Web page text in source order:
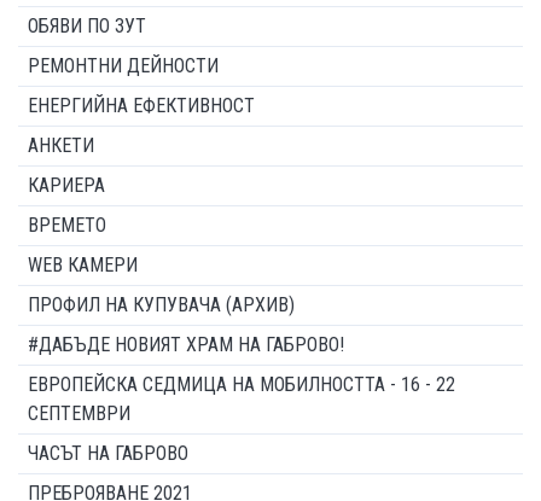
ОБЯВИ ПО ЗУТ
РЕМОНТНИ ДЕЙНОСТИ
ЕНЕРГИЙНА ЕФЕКТИВНОСТ
АНКЕТИ
КАРИЕРА
ВРЕМЕТО
WEB КАМЕРИ
ПРОФИЛ НА КУПУВАЧА (АРХИВ)
#ДАБЪДЕ НОВИЯТ ХРАМ НА ГАБРОВО!
ЕВРОПЕЙСКА СЕДМИЦА НА МОБИЛНОСТТА - 16 - 22
СЕПТЕМВРИ
ЧАСЪТ НА ГАБРОВО
ПРЕБРОЯВАНЕ 2021